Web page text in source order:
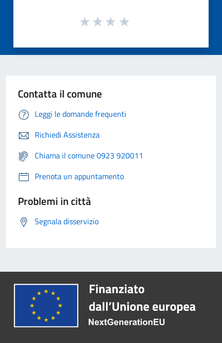
Contatta il comune
Leggi le domande frequenti
Richiedi Assistenza
Chiama il comune 0923 920011
Prenota un appuntamento
Problemi in città
Segnala disservizio